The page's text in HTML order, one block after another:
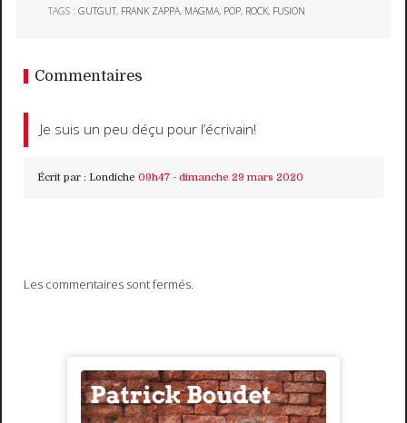
TAGS :GUTGUT, FRANK ZAPPA, MAGMA, POP, ROCK, FUSION
Commentaires
Je suis un peu déçu pour l’écrivain!
Écrit par : Londiche 09h47- dimanche 29 mars 2020
Les commentaires sont fermés.